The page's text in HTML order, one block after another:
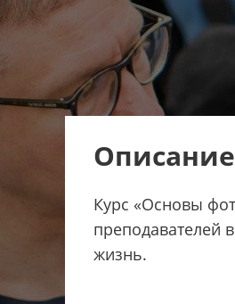
Курс «Основы
преподавателей
жизнь.